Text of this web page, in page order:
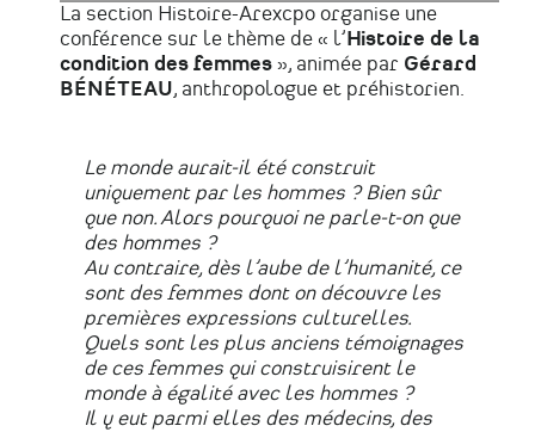
France
La section Histoire-Arexcpo organise une
conférence sur le thème de « l’ Histoire de la
condition des femmes », animée par Gérard
BÉNÉTEAU, anthropologue et préhistorien.
Le monde aurait-il été construit
uniquement par les hommes ? Bien sûr
que non. Alors pourquoi ne parle-t-on que
des hommes ?
Au contraire, dès l’aube de l’humanité, ce
sont des femmes dont on découvre les
premières expressions culturelles.
Quels sont les plus anciens témoignages
de ces femmes qui construisirent le
monde à égalité avec les hommes ?
Il y eut parmi elles des médecins, des